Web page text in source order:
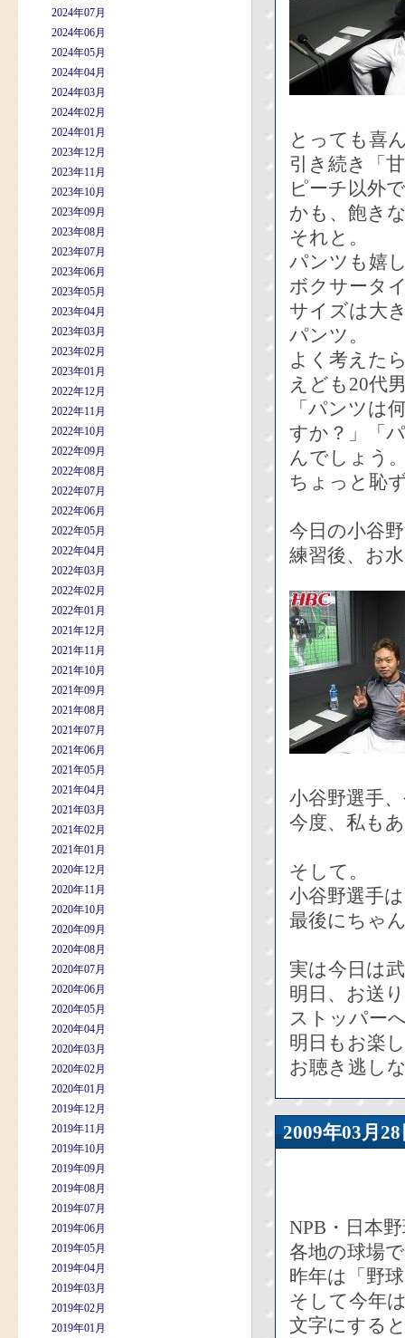
2024年07月
2024年06月
2024年05月
2024年04月
2024年03月
2024年02月
2024年01月
2023年12月
2023年11月
2023年10月
2023年09月
2023年08月
2023年07月
2023年06月
2023年05月
2023年04月
2023年03月
2023年02月
2023年01月
2022年12月
2022年11月
2022年10月
2022年09月
2022年08月
2022年07月
2022年06月
2022年05月
2022年04月
2022年03月
2022年02月
2022年01月
2021年12月
2021年11月
2021年10月
2021年09月
2021年08月
2021年07月
2021年06月
2021年05月
2021年04月
2021年03月
2021年02月
2021年01月
2020年12月
2020年11月
2020年10月
2020年09月
2020年08月
2020年07月
2020年06月
2020年05月
2020年04月
2020年03月
2020年02月
2020年01月
2019年12月
2019年11月
2019年10月
2019年09月
2019年08月
2019年07月
2019年06月
2019年05月
2019年04月
2019年03月
2019年02月
2019年01月
とっても喜
引き続き「
ピーチ以外
かも、飽き
それと。
パンツも嬉
ボクサータ
サイズは大
パンツ。
よく考えた
えども20代
「パンツは
すか？」「
んでしょう
ちょっと恥
今日の小谷
練習後、お
小谷野選手
今度、私も
そして。
小谷野選手
最後にちゃ
実は今日は
明日、お送
ストッパー
明日もお楽
お聴き逃し
2009年03
NPB・日本
各地の球場
昨年は「野
そして今年
文字にする